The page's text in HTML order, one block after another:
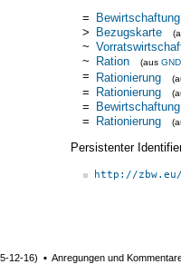
= Bewirtschaftung
> Bezugskarte
~
~ Ration (aus GND
= Rationierung
= Rationierung
= Bewirtschaftung
= Rationierung
Persistenter
http://
12-16) ▪ Anregungen und